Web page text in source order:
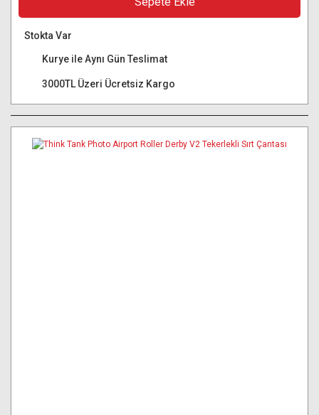
Stokta Var
Kurye ile Aynı Gün Teslimat
3000TL Üzeri Ücretsiz Kargo